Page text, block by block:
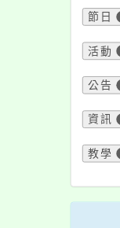
節日
活動
公告
資訊
教學